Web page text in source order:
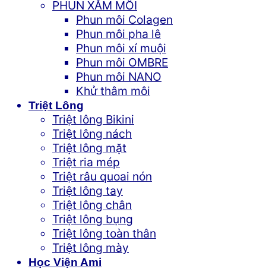
PHUN XĂM MÔI
Phun môi Colagen
Phun môi pha lê
Phun môi xí muội
Phun môi OMBRE
Phun môi NANO
Khử thâm môi
Triệt Lông
Triệt lông Bikini
Triệt lông nách
Triệt lông mặt
Triệt ria mép
Triệt râu quoai nón
Triệt lông tay
Triệt lông chân
Triệt lông bụng
Triệt lông toàn thân
Triệt lông mày
Học Viện Ami